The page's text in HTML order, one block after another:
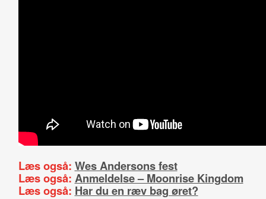
Læs også: Wes Andersons fest
Læs også: Anmeldelse – Moonrise Kingdom
Læs også: Har du en ræv bag øret?